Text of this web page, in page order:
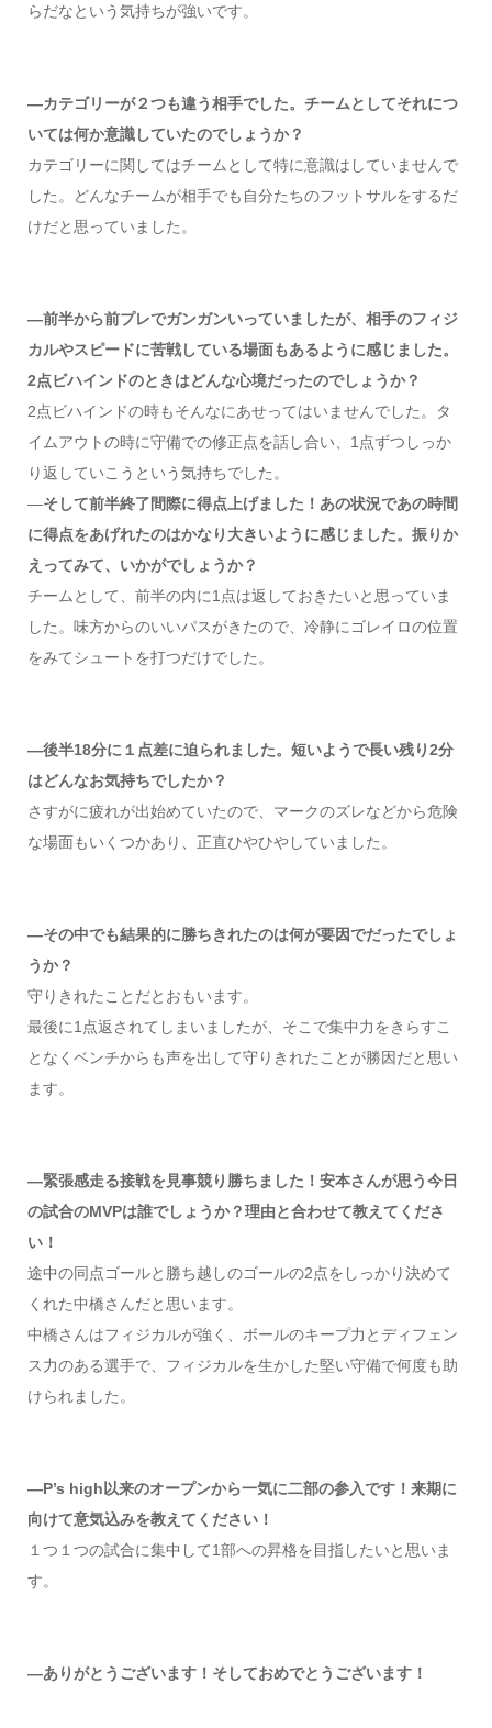
らだなという気持ちが強いです。
―カテゴリーが２つも違う相手でした。チームとしてそれにつ
いては何か意識していたのでしょうか？
カテゴリーに関してはチームとして特に意識はしていませんで
した。どんなチームが相手でも自分たちのフットサルをするだ
けだと思っていました。
―前半から前プレでガンガンいっていましたが、相手のフィジ
カルやスピードに苦戦している場面もあるように感じました。
2点ビハインドのときはどんな心境だったのでしょうか？
2点ビハインドの時もそんなにあせってはいませんでした。タ
イムアウトの時に守備での修正点を話し合い、1点ずつしっか
り返していこうという気持ちでした。
―そして前半終了間際に得点上げました！あの状況であの時間
に得点をあげれたのはかなり大きいように感じました。振りか
えってみて、いかがでしょうか？
チームとして、前半の内に1点は返しておきたいと思っていま
した。味方からのいいパスがきたので、冷静にゴレイロの位置
をみてシュートを打つだけでした。
―後半18分に１点差に迫られました。短いようで長い残り2分
はどんなお気持ちでしたか？
さすがに疲れが出始めていたので、マークのズレなどから危険
な場面もいくつかあり、正直ひやひやしていました。
―その中でも結果的に勝ちきれたのは何が要因でだったでしょ
うか？
守りきれたことだとおもいます。
最後に1点返されてしまいましたが、そこで集中力をきらすこ
となくベンチからも声を出して守りきれたことが勝因だと思い
ます。
―緊張感走る接戦を見事競り勝ちました！安本さんが思う今日
の試合のMVPは誰でしょうか？理由と合わせて教えてくださ
い！
途中の同点ゴールと勝ち越しのゴールの2点をしっかり決めて
くれた中橋さんだと思います。
中橋さんはフィジカルが強く、ボールのキープ力とディフェン
ス力のある選手で、フィジカルを生かした堅い守備で何度も助
けられました。
―P’s high以来のオープンから一気に二部の参入です！来期に
向けて意気込みを教えてください！
１つ１つの試合に集中して1部への昇格を目指したいと思いま
す。
―ありがとうございます！そしておめでとうございます！